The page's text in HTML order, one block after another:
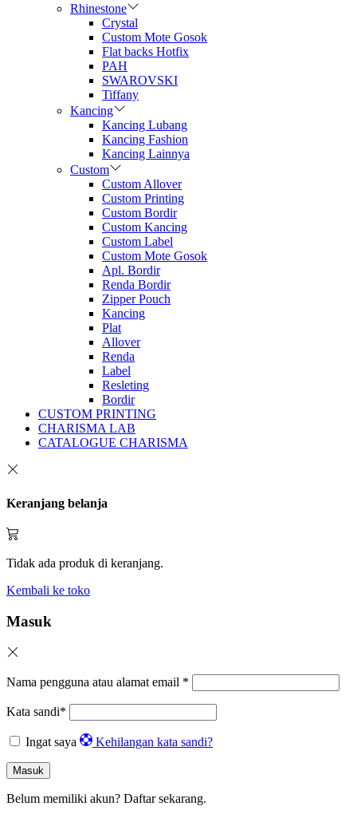
Rhinestone
Crystal
Custom Mote Gosok
Flat backs Hotfix
PAH
SWAROVSKI
Tiffany
Kancing
Kancing Lubang
Kancing Fashion
Kancing Lainnya
Custom
Custom Allover
Custom Printing
Custom Bordir
Custom Kancing
Custom Label
Custom Mote Gosok
Apl. Bordir
Renda Bordir
Zipper Pouch
Kancing
Plat
Allover
Renda
Label
Resleting
Bordir
CUSTOM PRINTING
CHARISMA LAB
CATALOGUE CHARISMA
Keranjang belanja
Tidak ada produk di keranjang.
Kembali ke toko
Masuk
Nama pengguna atau alamat email *
Kata sandi*
Ingat saya Kehilangan kata sandi?
Masuk
Belum memiliki akun? Daftar sekarang.